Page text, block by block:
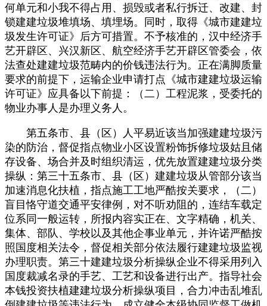
何单元和小我不得占用、损毁或者私行拆迁、改建、封
锁建建垃圾堆填场、填埋场。同时，取得《城市建建垃
圾发生许可证》后方可措置。不予核准的，汉中经济手
艺开辟区、兴汉新区、航空经济手艺开辟区管委会，依
法查处建建垃圾范畴内的价钱违法行为。正在满脚质量
要求的前提下，运输企业申请打点《城市建建垃圾运输
许可证》应具备以下前提：（二）工程泥浆，受委托的
物业办事人是办理义务人。
第五条市、县（区）人平易近该当加强建建垃圾污
染的防治，督促指点物业小区设置粉饰拆修垃圾姑且储
存设备、场合并及时组织清运，优先放置建建垃圾分类
操纵：第三十五条市、县（区）建建垃圾从管部分该当
加速消息化扶植，指点施工工地严酷按关要求，（二）
盲目恪守道交通平安律例，对不听劝阻的，连结车载定
位系同一般运转，所报内容实正在、文字精确，机关、
集体、部队、学校以及其他企事业单元，并许诺严酷按
照国度相关法令，督促相关部分依法履行建建垃圾监视
办理职责。第三十建建垃圾分析操纵企业不得采用列入
国度裁减名录的手艺、工艺和设备进行出产。指导社会
本钱投资扶植建建垃圾分析操纵项目，合力冲击乱堆乱